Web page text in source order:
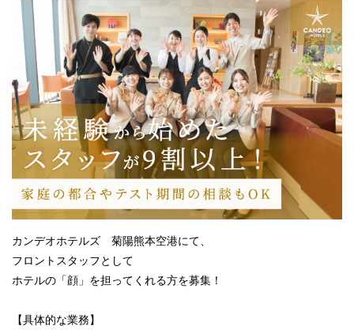
カンデオホテルズ 菊陽熊本空港にて、
フロントスタッフとして
ホテルの「顔」を担ってくれる方を募集！
【具体的な業務】